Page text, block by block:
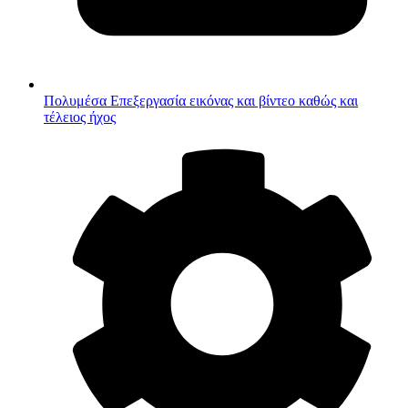
Πολυμέσα Επεξεργασία εικόνας και βίντεο καθώς και
τέλειος ήχος